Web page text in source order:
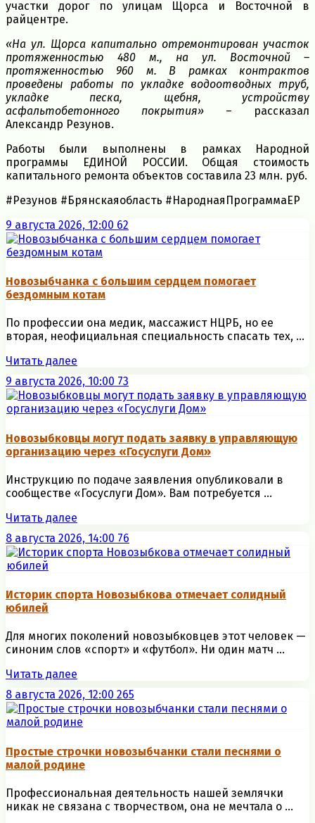
участки дорог по улицам Щорса и Восточной в
райцентре.
«На ул. Щорса капитально отремонтирован участок
протяженностью 480 м., на ул. Восточной –
протяженностью 960 м. В рамках контрактов
проведены работы по укладке водоотводных труб,
укладке песка, щебня, устройству
асфальтобетонного покрытия» – рассказал
Александр Резунов.
Работы были выполнены в рамках Народной
программы ЕДИНОЙ РОССИИ. Общая стоимость
капитального ремонта объектов составила 23 млн. руб.
#Резунов #Брянскаяобласть #НароднаяПрограммаЕР
9 августа 2026, 12:00 62
Новозыбчанка с большим сердцем помогает
бездомным котам
По профессии она медик, массажист НЦРБ, но ее
вторая, неофициальная специальность спасать тех, ...
Читать далее
9 августа 2026, 10:00 73
Новозыбковцы могут подать заявку в управляющую
организацию через «Госуслуги Дом»
Инструкцию по подаче заявления опубликовали в
сообществе «Госуслуги Дом». Вам потребуется ...
Читать далее
8 августа 2026, 14:00 76
Историк спорта Новозыбкова отмечает солидный
юбилей
Для многих поколений новозыбковцев этот человек —
синоним слов «спорт» и «футбол». Ни один матч ...
Читать далее
8 августа 2026, 12:00 265
Простые строчки новозыбчанки стали песнями о
малой родине
Профессиональная деятельность нашей землячки
никак не связана с творчеством, она не мечтала о ...